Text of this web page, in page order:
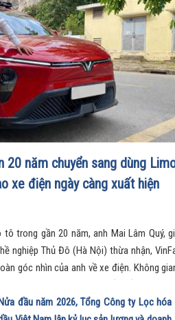
20 năm chuyển sang dùng
xe điện ngày càng xuất hiện
trong gần 20 năm, anh Mai Lâm Quý,
nghiệp Thủ Đô (Hà Nội) thừa nhận,
góc nhìn của anh về xe điện. Không
ruột” của anh trong công việc, vừa
đầu năm 2026, Tổng Công ty Lọc hóa